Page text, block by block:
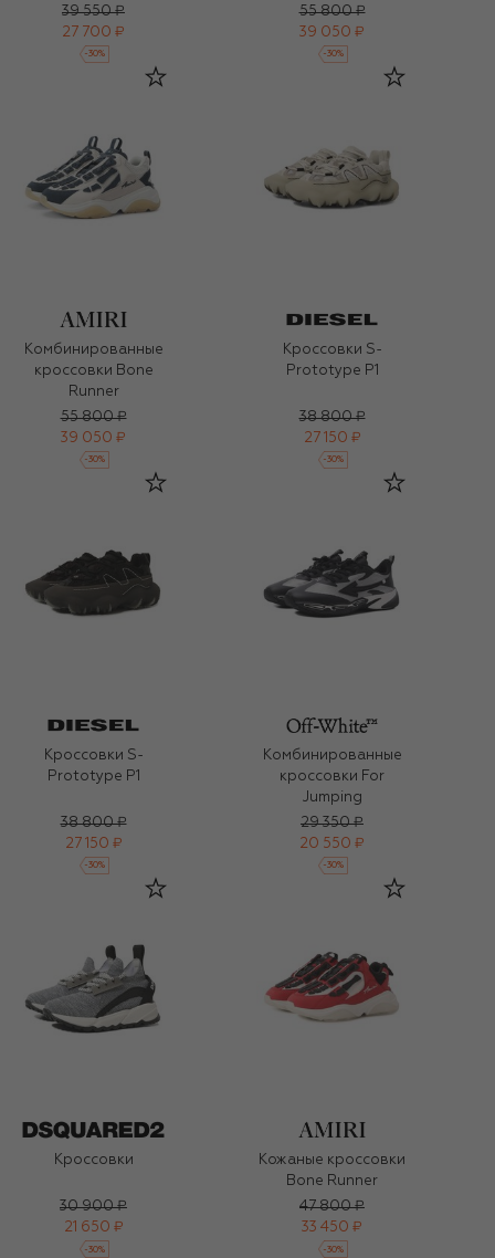
39 550 ₽
27 700 ₽
-30%
55 800 ₽
39 050 ₽
-30%
Комбинированные
кроссовки Bone
Runner
55 800 ₽
39 050 ₽
-30%
Кроссовки S-
Prototype P1
38 800 ₽
27 150 ₽
-30%
Кроссовки S-
Prototype P1
38 800 ₽
27 150 ₽
-30%
Комбинированные
кроссовки For
Jumping
29 350 ₽
20 550 ₽
-30%
Кроссовки
30 900 ₽
21 650 ₽
-30%
Кожаные кроссовки
Bone Runner
47 800 ₽
33 450 ₽
-30%